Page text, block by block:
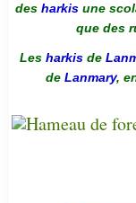
des harkis une
que des
Les harkis de
de Lanmary,